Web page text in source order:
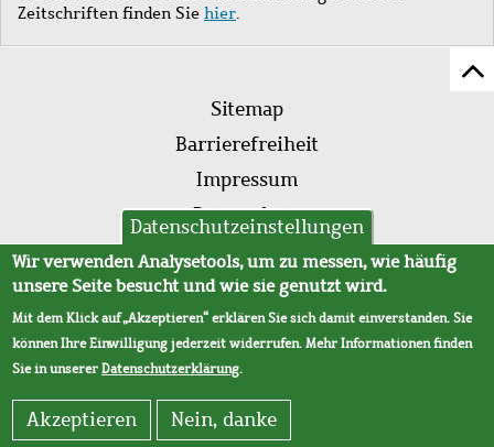
Zeitschriften finden Sie hier.
Fußleistenmenü
Sitemap
Barrierefreiheit
Impressum
Datenschutz
AVB
Datenschutzeinstellungen
Wir verwenden Analysetools, um zu messen, wie häufig
unsere Seite besucht und wie sie genutzt wird.
Mit dem Klick auf „Akzeptieren“ erklären Sie sich damit einverstanden. Sie
können Ihre Einwilligung jederzeit widerrufen. Mehr Informationen finden
Sie in unsererDatenschutzerklärung.
Akzeptieren Nein, danke